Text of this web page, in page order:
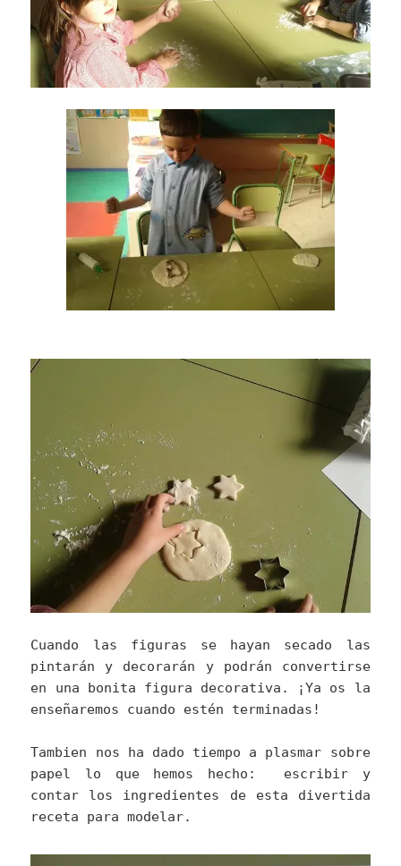
Cuando las figuras se hayan secado las
pintarán y decorarán y podrán convertirse
en una bonita figura decorativa. ¡Ya os la
enseñaremos cuando estén terminadas!
Tambien nos ha dado tiempo a plasmar sobre
papel lo que hemos hecho: escribir y
contar los ingredientes de esta divertida
receta para modelar.